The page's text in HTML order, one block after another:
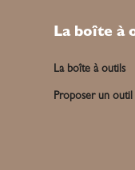
La boîte à
La boîte à outils
Proposer un outil